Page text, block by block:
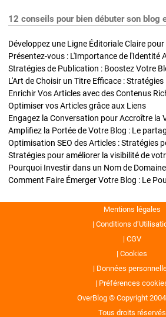
12 conseils pour bien débuter son blog
Développez une Ligne Éditoriale Claire
Présentez-vous : L'Importance de l'Identité
L'Art de Choisir un Titre Efficace :
Optimiser vos Articles grâce aux Liens
Engagez la Conversation pour Accroître la
Amplifiez la Portée de Votre Blog : Le
Mentions légales
Conditions
CGV
Cookies
Données
Préférences
OverBlog © Copyright
Tous droits réservés